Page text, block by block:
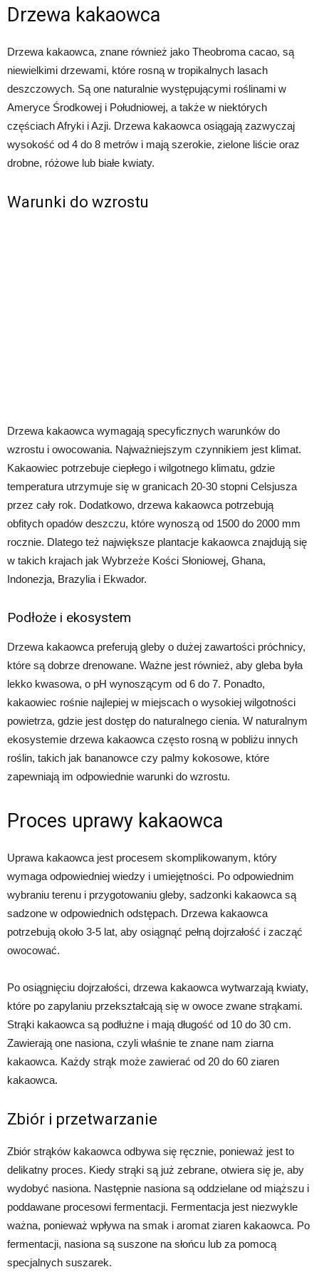
Drzewa kakaowca
Drzewa kakaowca, znane również jako Theobroma cacao, są
niewielkimi drzewami, które rosną w tropikalnych lasach
deszczowych. Są one naturalnie występującymi roślinami w
Ameryce Środkowej i Południowej, a także w niektórych
częściach Afryki i Azji. Drzewa kakaowca osiągają zazwyczaj
wysokość od 4 do 8 metrów i mają szerokie, zielone liście oraz
drobne, różowe lub białe kwiaty.
Warunki do wzrostu
Drzewa kakaowca wymagają specyficznych warunków do
wzrostu i owocowania. Najważniejszym czynnikiem jest klimat.
Kakaowiec potrzebuje ciepłego i wilgotnego klimatu, gdzie
temperatura utrzymuje się w granicach 20-30 stopni Celsjusza
przez cały rok. Dodatkowo, drzewa kakaowca potrzebują
obfitych opadów deszczu, które wynoszą od 1500 do 2000 mm
rocznie. Dlatego też największe plantacje kakaowca znajdują się
w takich krajach jak Wybrzeże Kości Słoniowej, Ghana,
Indonezja, Brazylia i Ekwador.
Podłoże i ekosystem
Drzewa kakaowca preferują gleby o dużej zawartości próchnicy,
które są dobrze drenowane. Ważne jest również, aby gleba była
lekko kwasowa, o pH wynoszącym od 6 do 7. Ponadto,
kakaowiec rośnie najlepiej w miejscach o wysokiej wilgotności
powietrza, gdzie jest dostęp do naturalnego cienia. W naturalnym
ekosystemie drzewa kakaowca często rosną w pobliżu innych
roślin, takich jak bananowce czy palmy kokosowe, które
zapewniają im odpowiednie warunki do wzrostu.
Proces uprawy kakaowca
Uprawa kakaowca jest procesem skomplikowanym, który
wymaga odpowiedniej wiedzy i umiejętności. Po odpowiednim
wybraniu terenu i przygotowaniu gleby, sadzonki kakaowca są
sadzone w odpowiednich odstępach. Drzewa kakaowca
potrzebują około 3-5 lat, aby osiągnąć pełną dojrzałość i zacząć
owocować.
Po osiągnięciu dojrzałości, drzewa kakaowca wytwarzają kwiaty,
które po zapylaniu przekształcają się w owoce zwane strąkami.
Strąki kakaowca są podłużne i mają długość od 10 do 30 cm.
Zawierają one nasiona, czyli właśnie te znane nam ziarna
kakaowca. Każdy strąk może zawierać od 20 do 60 ziaren
kakaowca.
Zbiór i przetwarzanie
Zbiór strąków kakaowca odbywa się ręcznie, ponieważ jest to
delikatny proces. Kiedy strąki są już zebrane, otwiera się je, aby
wydobyć nasiona. Następnie nasiona są oddzielane od miąższu i
poddawane procesowi fermentacji. Fermentacja jest niezwykle
ważna, ponieważ wpływa na smak i aromat ziaren kakaowca. Po
fermentacji, nasiona są suszone na słońcu lub za pomocą
specjalnych suszarek.